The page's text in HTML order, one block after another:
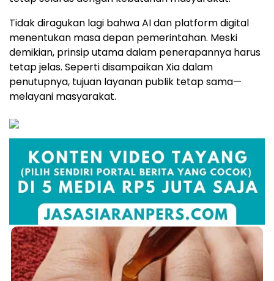
Bagi pemerintah yang berhadapan dengan tuntutan
masyarakat yang semakin tinggi, sekaligus sumber
daya terbatas, pendekatan ini berperan penting
menjaga kepercayaan publik dan meningkatkan
kualitas layanan publik. Namun, tantangan
berikutnya terletak pada upaya memastikan inovasi
tetap selaras dengan kebutuhan masyarakat.
Tidak diragukan lagi bahwa AI dan platform digital
menentukan masa depan pemerintahan. Meski
demikian, prinsip utama dalam penerapannya harus
tetap jelas. Seperti disampaikan Xia dalam
penutupnya, tujuan layanan publik tetap sama—
melayani masyarakat.